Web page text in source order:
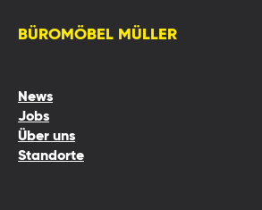
BÜROMÖBEL MÜLLER
News
Jobs
Über uns
Standorte